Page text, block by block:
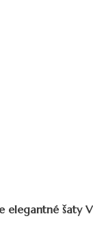
elegantné šaty